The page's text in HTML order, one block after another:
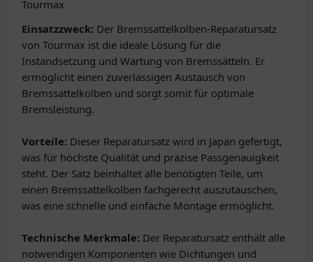
Tourmax
Einsatzzweck: Der Bremssattelkolben-Reparatursatz
von Tourmax ist die ideale Lösung für die
Instandsetzung und Wartung von Bremssätteln. Er
ermöglicht einen zuverlässigen Austausch von
Bremssattelkolben und sorgt somit für optimale
Bremsleistung.
Vorteile: Dieser Reparatursatz wird in Japan gefertigt,
was für höchste Qualität und präzise Passgenauigkeit
steht. Der Satz beinhaltet alle benötigten Teile, um
einen Bremssattelkolben fachgerecht auszutauschen,
was eine schnelle und einfache Montage ermöglicht.
Technische Merkmale: Der Reparatursatz enthält alle
notwendigen Komponenten wie Dichtungen und